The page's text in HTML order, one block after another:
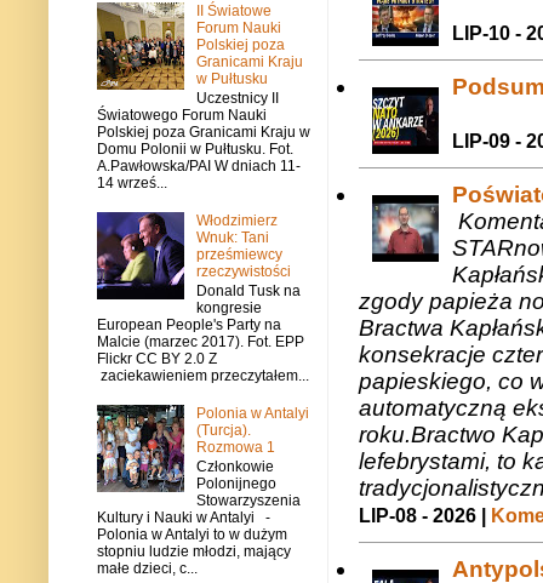
LIP-10 -
LIP-09 -
zgody papieża
Bractwa
konsekracje
papieskiego, co
automatyczną
roku.Bractwo
lefebrystami, to
LIP-08 - 2026 |
II Światowe
Forum Nauki
Polskiej poza
Granicami Kraju
w Pułtusku
Uczestnicy II
Światowego Forum Nauki
Polskiej poza Granicami Kraju w
Domu Polonii w Pułtusku. Fot.
A.Pawłowska/PAI W dniach 11-
14 wrześ...
Włodzimierz
Wnuk: Tani
prześmiewcy
rzeczywistości
Donald Tusk na
kongresie
European People's Party na
Malcie (marzec 2017). Fot. EPP
Flickr CC BY 2.0 Z
zaciekawieniem przeczytałem...
Polonia w Antalyi
(Turcja).
Rozmowa 1
Członkowie
Polonijnego
Stowarzyszenia
Kultury i Nauki w Antalyi -
Polonia w Antalyi to w dużym
stopniu ludzie młodzi, mający
małe dzieci, c...